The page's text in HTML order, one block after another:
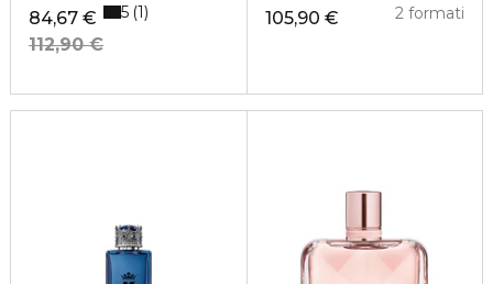
84,67 €
112,90 €
5 1 105,90 € 2 formati